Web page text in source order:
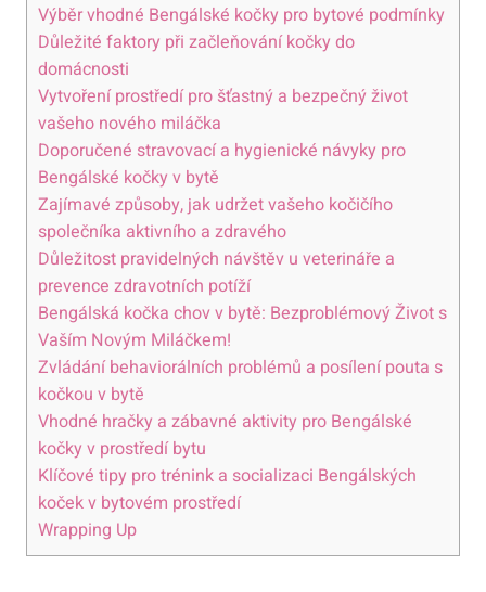
Výběr vhodné Bengálské kočky pro bytové podmínky
Důležité faktory při začleňování kočky ​do⁤
domácnosti
Vytvoření prostředí ⁤pro šťastný ⁣a bezpečný ‌život⁤
vašeho nového miláčka
Doporučené stravovací a hygienické návyky pro
Bengálské‌ kočky v bytě
Zajímavé způsoby, jak udržet vašeho‍ kočičího
společníka ⁤aktivního‌ a zdravého
Důležitost pravidelných návštěv‌ u veterináře ⁣a
prevence zdravotních potíží
Bengálská kočka chov v bytě: Bezproblémový Život s
Vaším Novým Miláčkem!
Zvládání ⁤behaviorálních problémů a ‌posílení pouta s
kočkou v‌ bytě
Vhodné hračky a zábavné⁢ aktivity pro Bengálské
‌kočky v​ prostředí bytu
Klíčové tipy pro trénink a ‍socializaci Bengálských
koček ​v bytovém prostředí
Wrapping Up